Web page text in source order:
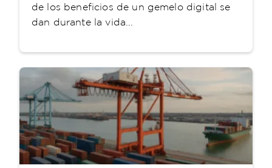
de los beneficios de un gemelo digital se
dan durante la vida...